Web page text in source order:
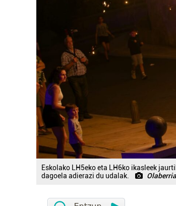
Eskolako LH5eko eta LH6ko ikasleek
dagoela adierazi du udalak.